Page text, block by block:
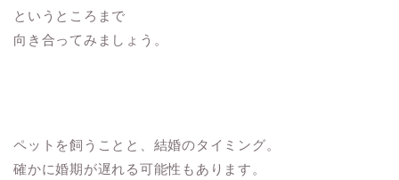
というところまで
向き合ってみましょう。
ペットを飼うことと、結婚のタイミング。
確かに婚期が遅れる可能性もあります。